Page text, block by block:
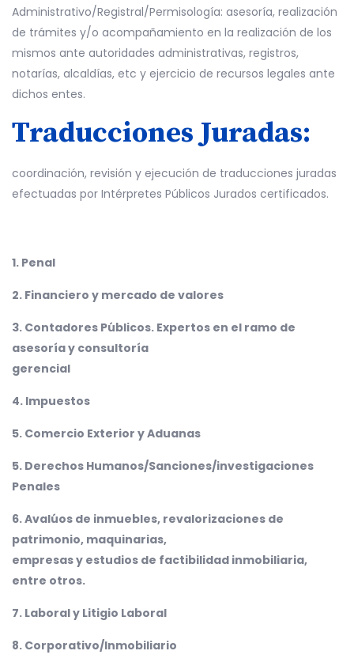
Administrativo/Registral/Permisología: asesoría, realización
de trámites y/o acompañamiento en la realización de los
mismos ante autoridades administrativas, registros,
notarías, alcaldías, etc y ejercicio de recursos legales ante
dichos entes.
Traducciones Juradas:
coordinación, revisión y ejecución de traducciones juradas
efectuadas por Intérpretes Públicos Jurados certificados.
1. Penal
2. Financiero y mercado de valores
3. Contadores Públicos. Expertos en el ramo de
asesoría y consultoría
gerencial
4. Impuestos
5. Comercio Exterior y Aduanas
5. Derechos Humanos/Sanciones/investigaciones
Penales
6. Avalúos de inmuebles, revalorizaciones de
patrimonio, maquinarias,
empresas y estudios de factibilidad inmobiliaria,
entre otros.
7. Laboral y Litigio Laboral
8. Corporativo/Inmobiliario